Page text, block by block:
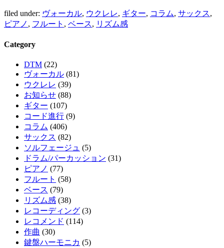
filed under: ヴォーカル, ウクレレ, ギター, コラム, サックス,
ピアノ , フルート , ベース, リズム感
Category
DTM (22)
ヴォーカル (81)
ウクレレ (39)
お知らせ (88)
ギター (107)
コード進行 (9)
コラム (406)
サックス (82)
ソルフェージュ (5)
ドラム/パーカッション (31)
ピアノ (77)
フルート (58)
ベース (79)
リズム感 (38)
レコーディング (3)
レコメンド (114)
作曲 (30)
鍵盤ハーモニカ (5)